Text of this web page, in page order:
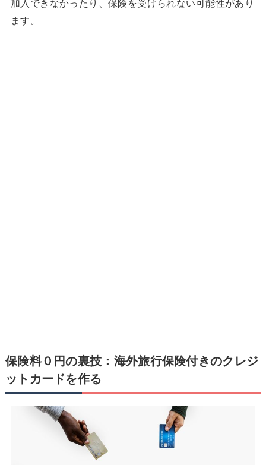
加入できなかったり、保険を受けられない可能性があり
ます。
保険料０円の裏技：海外旅行保険付きのクレジ
ットカードを作る